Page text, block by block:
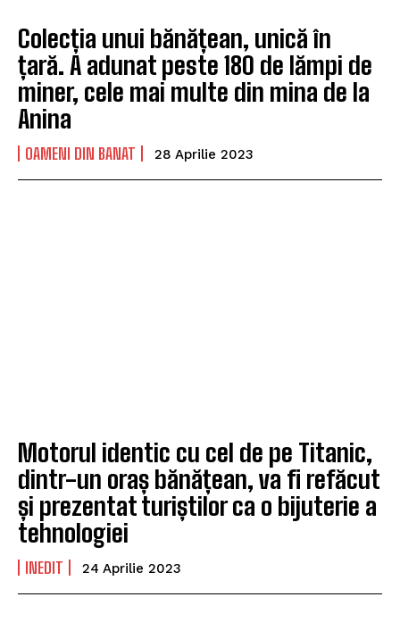
Colecția unui bănățean, unică în
țară. A adunat peste 180 de lămpi de
miner, cele mai multe din mina de la
Anina
OAMENI DIN BANAT 28 Aprilie 2023
Motorul identic cu cel de pe Titanic,
dintr-un oraș bănățean, va fi refăcut
și prezentat turiștilor ca o bijuterie a
tehnologiei
INEDIT 24 Aprilie 2023